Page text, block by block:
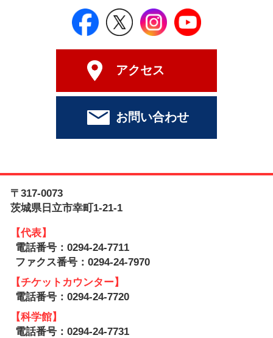
日立シビックセンター公式
日立シビックセンター
日立シビックセ
アクセス
お問い合わせ
〒317-0073
茨城県日立市幸町1-21-1
【代表】
電話番号：0294-24-7711
ファクス番号：0294-24-7970
【チケットカウンター】
電話番号：0294-24-7720
【科学館】
電話番号：0294-24-7731